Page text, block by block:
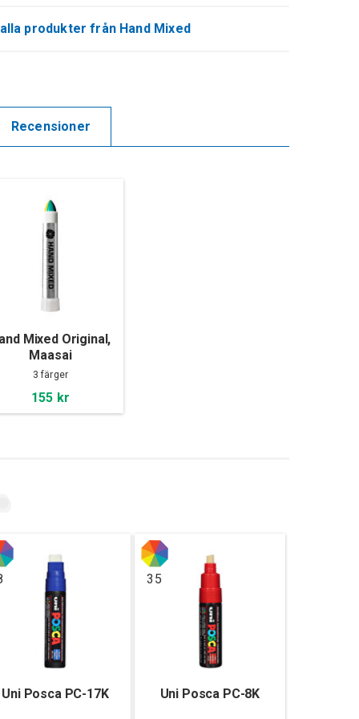
produkter från Hand Mixed
Recensioner
Mixed Original,
Maasai
3 färger
155 kr
Uni Posca PC-17K
35
Uni Posca PC-8K